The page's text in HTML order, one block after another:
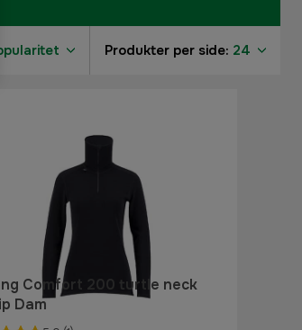
Produkter per side: 24
Comfort 200 turtle neck
Dam